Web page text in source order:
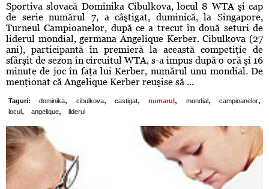
Sportiva slovacă Dominika Cibulkova, locul 8 WTA şi cap
de serie numărul 7, a câştigat, duminică, la Singapore,
Turneul Campioanelor, după ce a trecut în două seturi de
liderul mondial, germana Angelique Kerber. Cibulkova (27
ani), participantă în premieră la această competiţie de
sfârşit de sezon în circuitul WTA, s-a impus după o oră şi 16
minute de joc în faţa lui Kerber, numărul unu mondial. De
menţionat că Angelique Kerber reuşise să ...
Taguri: dominika, cibulkova, castigat, numarul , mondial, campioanelor,
locul , angelique, liderul